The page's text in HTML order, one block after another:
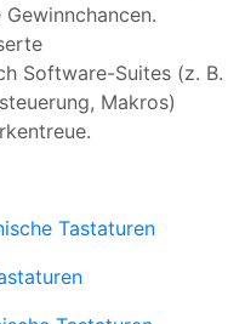
Software-Suites (z. B.
Makros)
Tastaturen